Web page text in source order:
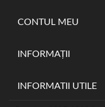
CONTUL MEU
INFORMAŢII
INFORMATII UTILE